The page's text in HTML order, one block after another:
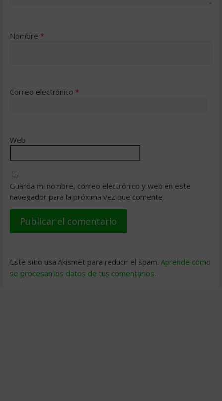
Nombre *
Correo electrónico *
Web
Guarda mi nombre, correo electrónico y web en este
navegador para la próxima vez que comente.
Este sitio usa Akismet para reducir el spam. Aprende cómo
se procesan los datos de tus comentarios.